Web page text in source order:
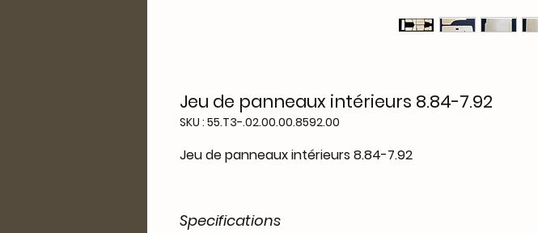
Jeu de panneaux intérieurs 8.84-7.92
SKU : 55.T3-.02.00.00.8592.00
Jeu de panneaux intérieurs 8.84-7.92
Specifications